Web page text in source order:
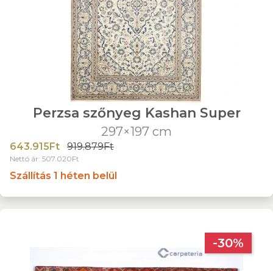
Perzsa szőnyeg Kashan Super
297×197 cm
643.915Ft 919.879Ft
Nettó ár: 507.020Ft
Szállítás 1 héten belül
-30%